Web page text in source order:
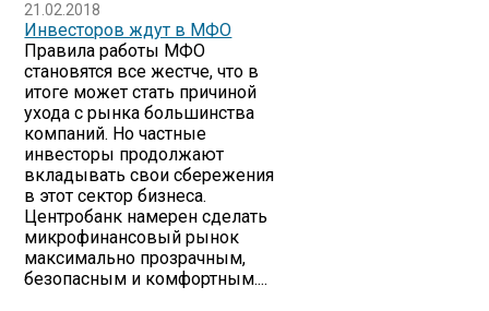
21.02.2018
​Инвесторов ждут в МФО
Правила работы МФО
становятся все жестче, что в
итоге может стать причиной
ухода с рынка большинства
компаний. Но частные
инвесторы продолжают
вкладывать свои сбережения
в этот сектор бизнеса.
Центробанк намерен сделать
микрофинансовый рынок
максимально прозрачным,
безопасным и комфортным....